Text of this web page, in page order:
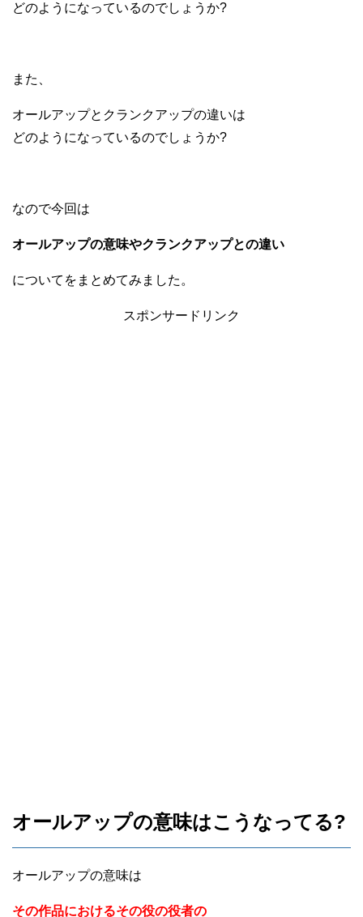
どのようになっているのでしょうか?
また、
オールアップとクランクアップの違いは
どのようになっているのでしょうか?
なので今回は
オールアップの意味やクランクアップとの違い
についてをまとめてみました。
スポンサードリンク
オールアップの意味はこうなってる?
オールアップの意味は
その作品におけるその役の役者の